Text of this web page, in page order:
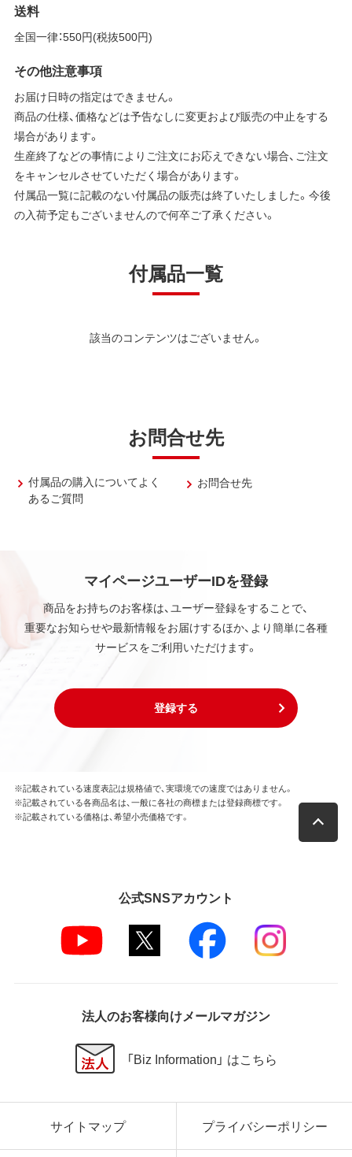
送料
全国一律：550円(税抜500円)
その他注意事項
お届け日時の指定はできません。
商品の仕様、価格などは予告なしに変更および販売の中止をする
場合があります。
生産終了などの事情によりご注文にお応えできない場合、ご注文
をキャンセルさせていただく場合があります。
付属品一覧に記載のない付属品の販売は終了いたしました。今後
の入荷予定もございませんので何卒ご了承ください。
付属品一覧
該当のコンテンツはございません。
お問合せ先
付属品の購入についてよく
あるご質問
お問合せ先
マイページユーザーIDを登録
商品をお持ちのお客様は、ユーザー登録をすることで、
重要なお知らせや最新情報をお届けするほか、より簡単に各種
サービスをご利用いただけます。
登録する
※記載されている速度表記は規格値で、実環境での速度ではありません。
※記載されている各商品名は、一般に各社の商標または登録商標です。
※記載されている価格は、希望小売価格です。
公式SNSアカウント
法人のお客様向けメールマガジン
「Biz Information」 はこちら
サイトマップ プライバシーポリシー